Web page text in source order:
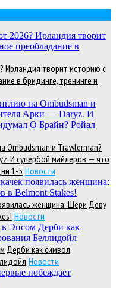
Ирландия творит историю с
в бридинге, тренинге и
Ombudsman и Trawlerman?
И супербой майлеров — что
1-5 Новости
женщина: Шери Деву
Новости
Дерби как символ
Новости